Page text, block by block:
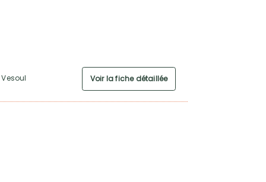
Voir la fiche détaillée